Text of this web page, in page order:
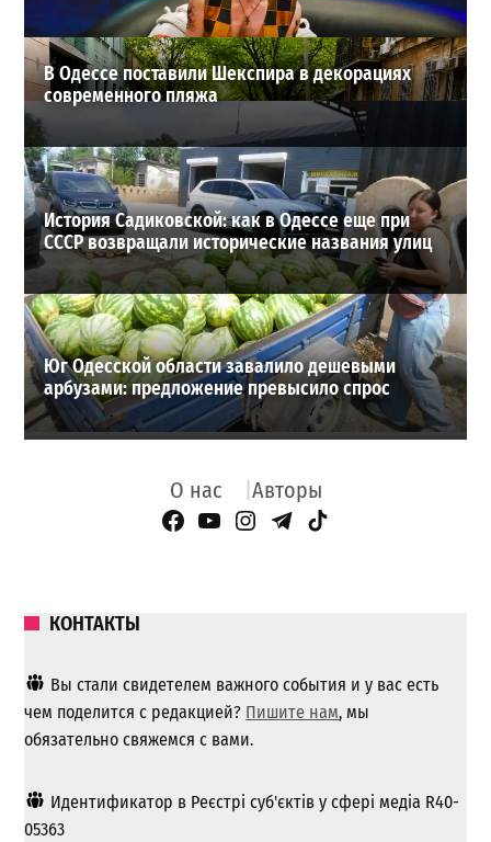
ВИБОР РЕДАКЦИИ
В Одессе поставили Шекспира в декорациях
современного пляжа
История Садиковской: как в Одессе еще при
СССР возвращали исторические названия улиц
Юг Одесской области завалило дешевыми
арбузами: предложение превысило спрос
О нас Авторы
Facebook Page
YouTube
Instagram
Telegram
TikTok
КОНТАКТЫ
Вы стали свидетелем важного события и у вас есть
чем поделится с редакцией? Пишите нам, мы
обязательно свяжемся с вами.
Идентификатор в Реєстрі суб'єктів у сфері медіа R40-
05363